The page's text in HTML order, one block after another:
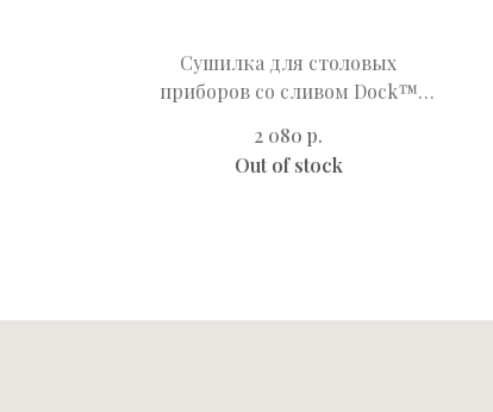
Сушилка для столовых
приборов со сливом Dock™
2 080 р.
Out of stock